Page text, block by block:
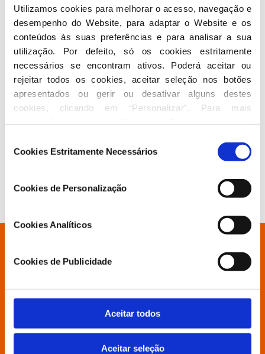
Utilizamos cookies para melhorar o acesso, navegação e
desempenho do Website, para adaptar o Website e os
conteúdos às suas preferências e para analisar a sua
utilização. Por defeito, só os cookies estritamente
necessários se encontram ativos. Poderá aceitar ou
rejeitar todos os cookies, aceitar seleção nos botões
apresentados ou gerir ou desativar alguns destes
cookies, clicando em “Personalizar”. Para mais
deCookies Estritamente Necessários
Cookies de Personalização
Cookies Analíticos
Cookies de Publicidade
Aceitar todos
Aceitar seleção
Conselho Nacional
Comunidades - Europa
Partido
Grupo Parlamentar